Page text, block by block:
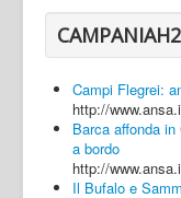
Campi Flegrei:
http://
Barca affonda
a bordo
http://
Il Bufalo e